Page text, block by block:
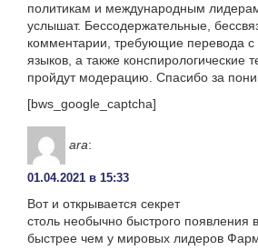
политикам и международным
услышат. Бессодержательные,
комментарии, требующие перевода с
языков, а также конспирологические
пройдут модерацию. Спасибо за
[bws_google_captcha]
ara:
01.04.2021 в 15:33
Вот и открывается секрет
столь необычно быстрого появления
быстрее чем у мировых лидеров